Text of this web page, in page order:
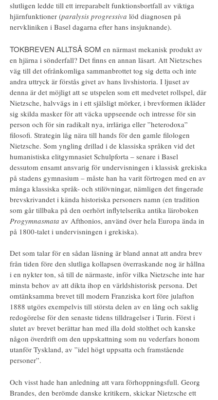
slutligen ledde till ett irreparabelt funktionsbortfall av viktiga
hjärnfunktioner (paralysis progressiva löd diagnosen på
nervkliniken i Basel dagarna efter hans insjuknande).
TOKBREVEN ALLTSÅ SOM en närmast mekanisk produkt av
en hjärna i sönderfall? Det finns en annan läsart. Att Nietzsches
väg till det ofrånkomliga sammanbrottet tog sig detta och inte
andra uttryck är förstås givet av hans livshistoria. I ljuset av
denna är det möjligt att se utspelen som ett medvetet rollspel, där
Nietzsche, halvvägs in i ett själsligt mörker, i brevformen ikläder
sig skilda masker för att väcka uppseende och intresse för sin
person och för sin radikalt nya, irrläriga eller ”heterodoxa”
filosofi. Strategin låg nära till hands för den gamle filologen
Nietzsche. Som yngling drillad i de klassiska språken vid det
humanistiska elitgymnasiet Schulpforta – senare i Basel
dessutom ensamt ansvarig för undervisningen i klassisk grekiska
på stadens gymnasium – måste han ha varit förtrogen med en av
många klassiska språk- och stilövningar, nämligen det fingerade
brevskrivandet i kända historiska personers namn (en tradition
som går tillbaka på den oerhört inflytelserika antika läroboken
Progymnasmata av Afthonios, använd över hela Europa ända in
på 1800-talet i undervisningen i grekiska).
Det som talar för en sådan läsning är bland annat att andra brev
från tiden före den slutliga kollapsen överraskande nog är hållna
i en nykter ton, så till de närmaste, inför vilka Nietzsche inte har
minsta behov av att dikta ihop en världshistorisk persona. Det
omtänksamma brevet till modern Franziska kort före julafton
1888 utgörs exempelvis till största delen av en lång och saklig
redogörelse för den senaste tidens tilldragelser i Turin. Först i
slutet av brevet berättar han med illa dold stolthet och kanske
någon överdrift om den uppskattning som nu vederfars honom
utanför Tyskland, av ”idel högt uppsatta och framstående
personer”.
Och visst hade han anledning att vara förhoppningsfull. Georg
Brandes, den berömde danske kritikern, skickar Nietzsche ett